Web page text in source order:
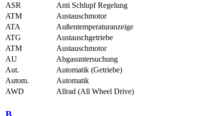
ASR
Anti Schlupf Regelung
ATM
Austauschmotor
ATA
Außentemperaturanzeige
ATG
Austauschgetriebe
ATM
Austauschmotor
AU
Abgasuntersuchung
Aut.
Automatik (Getriebe)
Autom.
Automatik
AWD
Allrad (All Wheel Drive)